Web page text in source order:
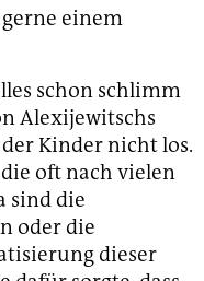
einem
schon schlimm
Alexijewitschs
Kinder nicht los.
die oft nach vielen
sind die
oder die
dieser